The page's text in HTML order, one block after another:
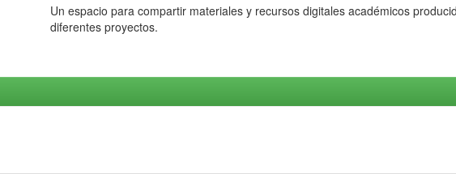
Un espacio para compartir materiales y recursos digitales académicos
diferentes proyectos.